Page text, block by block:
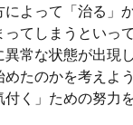
よって「治る」
てしまうといっ
異常な状態が出現
めたのかを考えよ
く」ための努力